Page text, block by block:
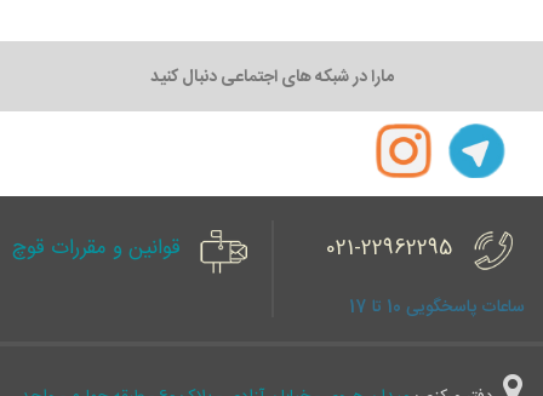
مارا در شبکه های اجتماعی دنبال کنید
021-22962295
ساعات پاسخگویی 10 تا 17
قوانین و مقررات قوچ